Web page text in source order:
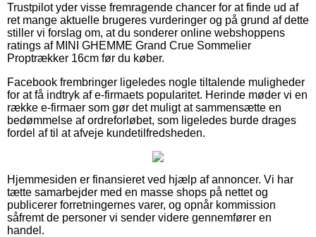
Trustpilot yder visse fremragende chancer for at finde ud af
ret mange aktuelle brugeres vurderinger og på grund af dette
stiller vi forslag om, at du sonderer online webshoppens
ratings af MINI GHEMME Grand Crue Sommelier
Proptrækker 16cm før du køber.
Facebook frembringer ligeledes nogle tiltalende muligheder
for at få indtryk af e-firmaets popularitet. Herinde møder vi en
række e-firmaer som gør det muligt at sammensætte en
bedømmelse af ordreforløbet, som ligeledes burde drages
fordel af til at afveje kundetilfredsheden.
Hjemmesiden er finansieret ved hjælp af annoncer. Vi har
tætte samarbejder med en masse shops på nettet og
publicerer forretningernes varer, og opnår kommission
såfremt de personer vi sender videre gennemfører en
handel.